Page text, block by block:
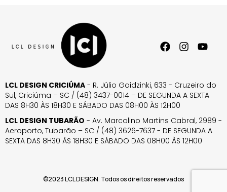
LCL DESIGN CRICIÚMA - R. Júlio Gaidzinki, 633 - Cruzeiro do
Sul, Criciúma – SC / (48) 3437-0014 – DE SEGUNDA A SEXTA
DAS 8H30 ÀS 18H30 E SÁBADO DAS 08H00 ÀS 12H00
LCL DESIGN TUBARÃO - Av. Marcolino Martins Cabral, 2989 -
Aeroporto, Tubarão – SC / (48) 3626-7637 - DE SEGUNDA A
SEXTA DAS 8H30 ÀS 18H30 E SÁBADO DAS 08H00 ÀS 12H00
©2023 LCL DESIGN. Todos os direitos reservados